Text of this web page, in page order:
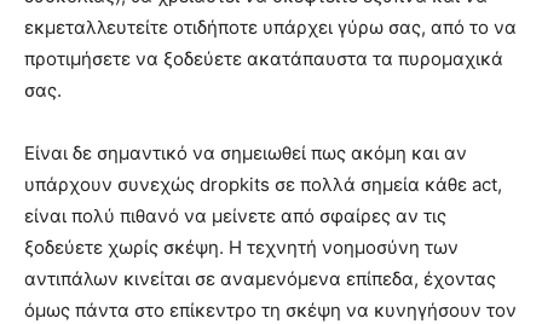
εκμεταλλευτείτε οτιδήποτε υπάρχει γύρω σας, από το να
προτιμήσετε να ξοδεύετε ακατάπαυστα τα πυρομαχικά
σας.
Είναι δε σημαντικό να σημειωθεί πως ακόμη και αν
υπάρχουν συνεχώς dropkits σε πολλά σημεία κάθε act,
είναι πολύ πιθανό να μείνετε από σφαίρες αν τις
ξοδεύετε χωρίς σκέψη. Η τεχνητή νοημοσύνη των
αντιπάλων κινείται σε αναμενόμενα επίπεδα, έχοντας
όμως πάντα στο επίκεντρο τη σκέψη να κυνηγήσουν τον